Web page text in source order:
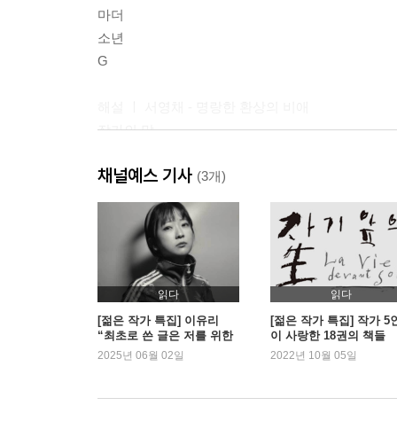
마더
소년
G
작가의 말
채널예스 기사 (3개)
읽다
[젊은 작가 특집] 이유리
“최초로 쓴 글은 저를 위한
이야기였어요”
2025년 06월 02일
읽다
[젊은 작가 특집] 작가 5
이 사랑한 18권의 책들
2022년 10월 05일